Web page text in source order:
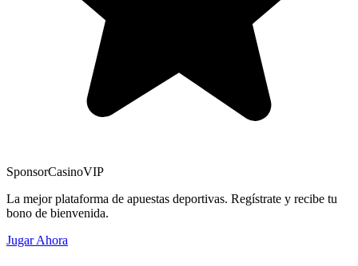
SponsorCasinoVIP
La mejor plataforma de apuestas deportivas. Regístrate y recibe tu
bono de bienvenida.
Jugar Ahora